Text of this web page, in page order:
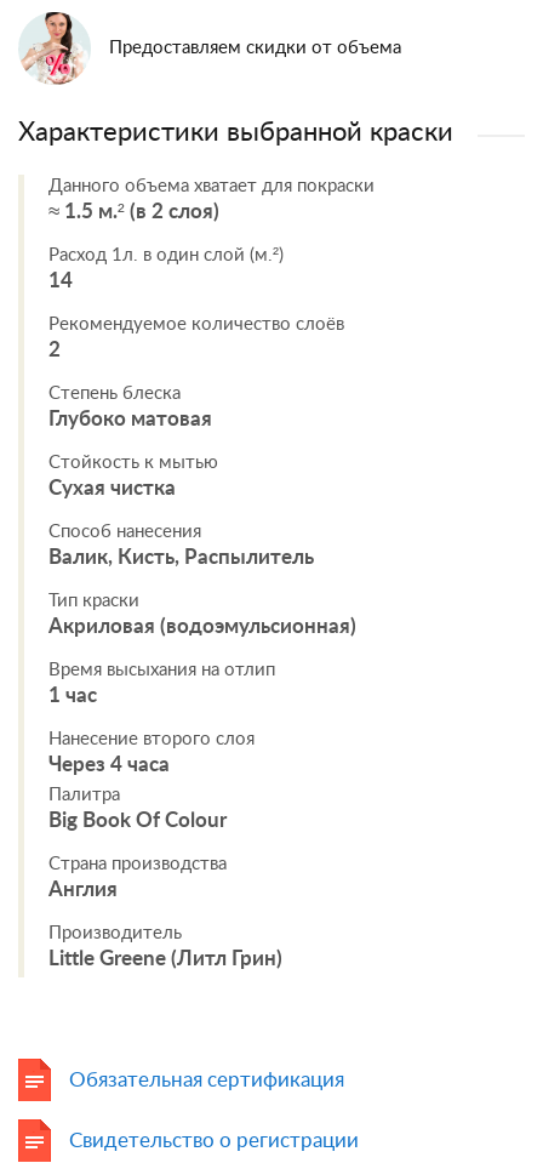
Предоставляем скидки от объема
Характеристики выбранной краски
Данного объема хватает для покраски
≈ 1.5 м.² (в 2 слоя)
Расход 1л. в один слой (м.²)
14
Рекомендуемое количество слоёв
2
Степень блеска
Глубоко матовая
Стойкость к мытью
Сухая чистка
Способ нанесения
Валик, Кисть, Распылитель
Тип краски
Акриловая (водоэмульсионная)
Время высыхания на отлип
1 час
Нанесение второго слоя
Через 4 часа
Палитра
Big Book Of Colour
Страна производства
Англия
Производитель
Little Greene (Литл Грин)
Обязательная сертификация
Свидетельство о регистрации